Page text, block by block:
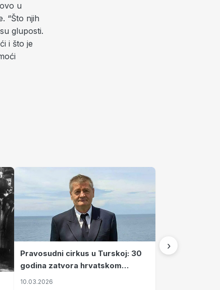
u
“Što njih
gluposti.
i što je
Pravosudni cirkus u Turskoj: 30
godina zatvora hrvatskom
kapetanu kojeg su sami pustili
10.03.2026
›